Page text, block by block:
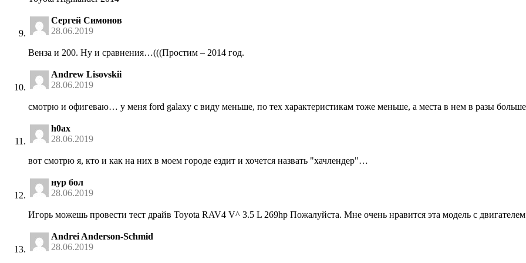
Сергей Симонов
28.06.2019
Венза и 200. Ну и сравнения…(((Простим – 2014 год.
Andrew Lisovskii
28.06.2019
смотрю и офигеваю… у меня ford galaxy с виду меньше, по тех характеристикам тоже меньше, а места в нем в разы
h0ax
28.06.2019
вот смотрю я, кто и как на них в моем городе ездит и хочется назвать "хачлендер"…
нур бол
28.06.2019
Игорь можешь провести тест драйв Toyota RAV4 V^ 3.5 L 269hp Пожалуйста. Мне очень нравится эта модель с
Andrei Anderson-Schmid
28.06.2019